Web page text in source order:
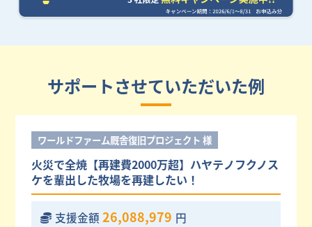
サポートさせていただいた例
ワールドファーム厩舎復旧プロジェクト 様
火災で全焼【再建費2000万超】ハヤテノフクノス
ケを輩出した牧場を再建したい！
支援金額 26,088,979 円